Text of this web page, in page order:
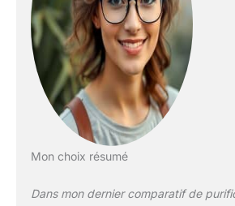
5W
Mon choix résumé
Dans mon dernier comparatif de